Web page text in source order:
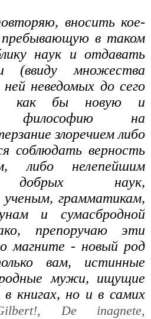
вносить кое-
в таком
наук и отдавать
(ввиду множества
неведомых до сего
как бы новую и
философию на
злоречием либо
соблюдать верность
либо нелепейшим
добрых наук,
грамматикам,
и сумасбродной
препоручаю эти
о магните - новый род
вам, истинные
мужи, ищущие
в книгах, но и в самих
De inagnete,